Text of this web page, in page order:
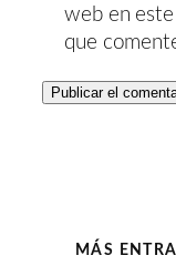
web en
que
MÁS